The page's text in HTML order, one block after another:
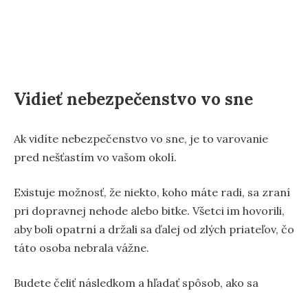
Vidieť nebezpečenstvo vo sne
Ak vidíte nebezpečenstvo vo sne, je to varovanie
pred nešťastím vo vašom okolí.
Existuje možnosť, že niekto, koho máte radi, sa zraní
pri dopravnej nehode alebo bitke. Všetci im hovorili,
aby boli opatrní a držali sa ďalej od zlých priateľov, čo
táto osoba nebrala vážne.
Budete čeliť následkom a hľadať spôsob, ako sa